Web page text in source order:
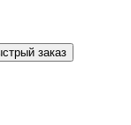
заказ